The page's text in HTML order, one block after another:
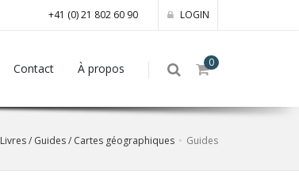
+41 (0) 21 802 60 90 LOGIN
0
Contact À propos
Livres / Guides / Cartes géographiques Guides